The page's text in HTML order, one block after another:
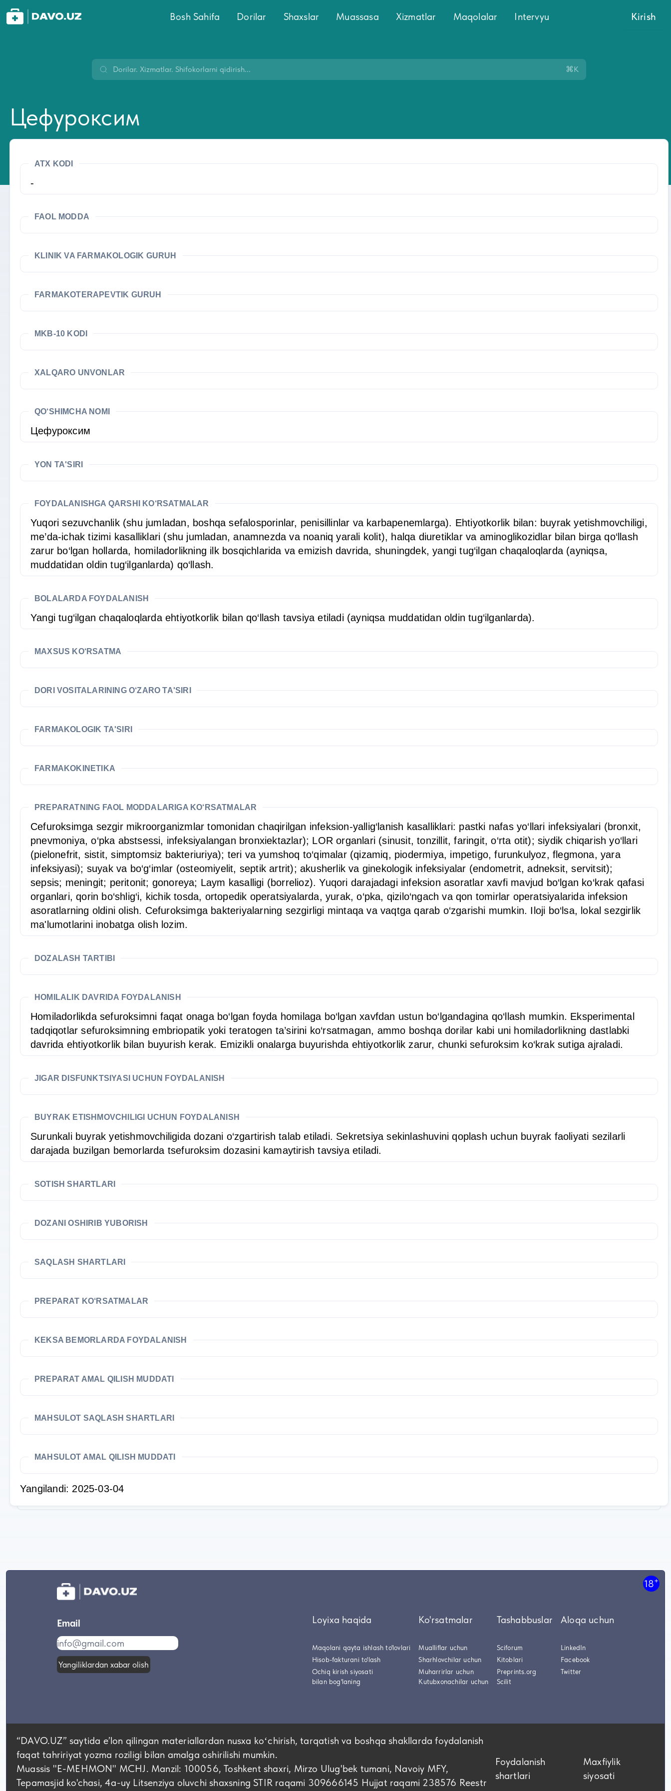
Bosh Sahifa Dorilar Shaxslar Muassasa Xizmatlar Maqolalar Intervyu Kirish
⌘K
Цефуроксим
ATX KODI
-
FAOL MODDA
KLINIK VA FARMAKOLOGIK GURUH
FARMAKOTERAPEVTIK GURUH
MKB-10 KODI
XALQARO UNVONLAR
QO‘SHIMCHA NOMI
Цефуроксим
YON TA'SIRI
FOYDALANISHGA QARSHI KO‘RSATMALAR
Yuqori sezuvchanlik (shu jumladan, boshqa sefalosporinlar, penisillinlar va karbapenemlarga). Ehtiyotkorlik bilan: buyrak yetishmovchiligi,
me’da-ichak tizimi kasalliklari (shu jumladan, anamnezda va noaniq yarali kolit), halqa diuretiklar va aminoglikozidlar bilan birga qo‘llash
zarur bo‘lgan hollarda, homiladorlikning ilk bosqichlarida va emizish davrida, shuningdek, yangi tug‘ilgan chaqaloqlarda (ayniqsa,
muddatidan oldin tug‘ilganlarda) qo‘llash.
BOLALARDA FOYDALANISH
Yangi tug‘ilgan chaqaloqlarda ehtiyotkorlik bilan qo‘llash tavsiya etiladi (ayniqsa muddatidan oldin tug‘ilganlarda).
MAXSUS KO‘RSATMA
DORI VOSITALARINING O‘ZARO TA'SIRI
FARMAKOLOGIK TA'SIRI
FARMAKOKINETIKA
PREPARATNING FAOL MODDALARIGA KO‘RSATMALAR
Cefuroksimga sezgir mikroorganizmlar tomonidan chaqirilgan infeksion-yallig‘lanish kasalliklari: pastki nafas yo‘llari infeksiyalari (bronxit,
pnevmoniya, o‘pka abstsessi, infeksiyalangan bronxiektazlar); LOR organlari (sinusit, tonzillit, faringit, o‘rta otit); siydik chiqarish yo‘llari
(pielonefrit, sistit, simptomsiz bakteriuriya); teri va yumshoq to‘qimalar (qizamiq, piodermiya, impetigo, furunkulyoz, flegmona, yara
infeksiyasi); suyak va bo‘g‘imlar (osteomiyelit, septik artrit); akusherlik va ginekologik infeksiyalar (endometrit, adneksit, servitsit);
sepsis; meningit; peritonit; gonoreya; Laym kasalligi (borrelioz). Yuqori darajadagi infeksion asoratlar xavfi mavjud bo‘lgan ko‘krak qafasi
organlari, qorin bo‘shlig‘i, kichik tosda, ortopedik operatsiyalarda, yurak, o‘pka, qizilo‘ngach va qon tomirlar operatsiyalarida infeksion
asoratlarning oldini olish. Cefuroksimga bakteriyalarning sezgirligi mintaqa va vaqtga qarab o‘zgarishi mumkin. Iloji bo‘lsa, lokal sezgirlik
ma'lumotlarini inobatga olish lozim.
DOZALASH TARTIBI
HOMILALIK DAVRIDA FOYDALANISH
Homiladorlikda sefuroksimni faqat onaga bo‘lgan foyda homilaga bo‘lgan xavfdan ustun bo‘lgandagina qo‘llash mumkin. Eksperimental
tadqiqotlar sefuroksimning embriopatik yoki teratogen ta’sirini ko‘rsatmagan, ammo boshqa dorilar kabi uni homiladorlikning dastlabki
davrida ehtiyotkorlik bilan buyurish kerak. Emizikli onalarga buyurishda ehtiyotkorlik zarur, chunki sefuroksim ko‘krak sutiga ajraladi.
JIGAR DISFUNKTSIYASI UCHUN FOYDALANISH
BUYRAK ETISHMOVCHILIGI UCHUN FOYDALANISH
Surunkali buyrak yetishmovchiligida dozani o‘zgartirish talab etiladi. Sekretsiya sekinlashuvini qoplash uchun buyrak faoliyati sezilarli
darajada buzilgan bemorlarda tsefuroksim dozasini kamaytirish tavsiya etiladi.
SOTISH SHARTLARI
DOZANI OSHIRIB YUBORISH
SAQLASH SHARTLARI
PREPARAT KO‘RSATMALAR
KEKSA BEMORLARDA FOYDALANISH
PREPARAT AMAL QILISH MUDDATI
MAHSULOT SAQLASH SHARTLARI
MAHSULOT AMAL QILISH MUDDATI
Yangilandi: 2025-03-04
18+
Email
Yangiliklardan xabar olish
Loyixa haqida
Maqolani qayta ishlash to'lovlari
Hisob-fakturani to'lash
Ochiq kirish siyosati
bilan bog'laning
Ko'rsatmalar
Mualliflar uchun
Sharhlovchilar uchun
Muharrirlar uchun
Kutubxonachilar uchun
Tashabbuslar
Sciforum
Kitoblari
Preprints.org
Scilit
Aloqa uchun
LinkedIn
Facebook
Twitter
“DAVO.UZ” saytida eʼlon qilingan materiallardan nusxa koʻchirish, tarqatish va boshqa shakllarda foydalanish
faqat tahririyat yozma roziligi bilan amalga oshirilishi mumkin.
Muassis "E-MEHMON" MCHJ. Manzil: 100056, Toshkent shaxri, Mirzo Ulug'bek tumani, Navoiy MFY,
Tepamasjid ko'chasi, 4а-uy Litsenziya oluvchi shaxsning STIR raqami 309666145 Hujjat raqami 238576 Reestr
Foydalanish
shartlari
Maxfiylik
siyosati